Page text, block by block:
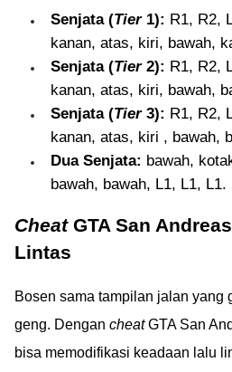
Senjata (Tier1): R1, R2,
kanan, atas, kiri, bawah,
Senjata (Tier2): R1, R2,
kanan, atas, kiri, bawah,
Senjata (Tier3): R1, R2,
kanan, atas, kiri , bawah,
Dua Senjata: bawah,
bawah, bawah, L1, L1, L1.
CheatGTA San
Lintas
Bosen sama tampilan jalan yang
geng. Dengan cheatGTA San
bisa memodifikasi keadaan lalu